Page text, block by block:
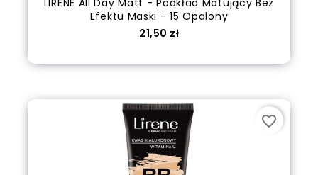
LIRENE All Day Matt - Podkład Matujący Bez
Efektu Maski - 15 Opalony
Cena
21,50 zł
favorite_border